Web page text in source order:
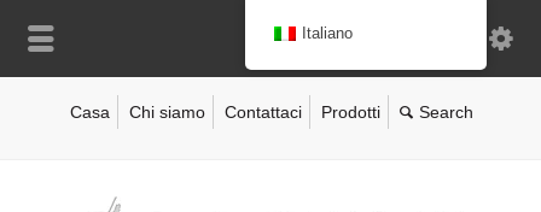
Casa Chi siamo Contattaci Prodotti
Italiano